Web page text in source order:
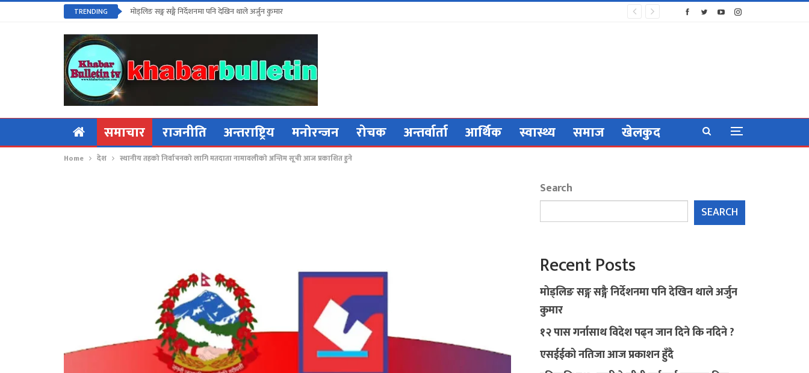
TRENDING मोड्लिङ सङ्ग सङ्गै निर्देशनमा पनि देखिन थाले अर्जुन कुमार
समाचार राजनीति अन्तराष्ट्रिय मनोरन्जन रोचक अन्तर्वार्ता आर्थिक स्वास्थ्य समाज खेलकुद
Home देश स्थानीय तहको निर्वाचनको लागि मतदाता नामावलीको अन्तिम सूची आज प्रकाशित हुने
Search
SEARCH
Recent Posts
मोड्लिङ सङ्ग सङ्गै निर्देशनमा पनि देखिन थाले अर्जुन
कुमार
१२ पास गर्नासाथ विदेश पढ्न जान दिने कि नदिने ?
एसईईको नतिजा आज प्रकाशन हुँदै